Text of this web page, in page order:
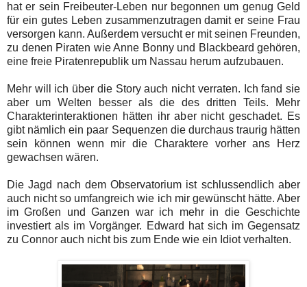
hat er sein Freibeuter-Leben nur begonnen um genug Geld
für ein gutes Leben zusammenzutragen damit er seine Frau
versorgen kann. Außerdem versucht er mit seinen Freunden,
zu denen Piraten wie Anne Bonny und Blackbeard gehören,
eine freie Piratenrepublik um Nassau herum aufzubauen.
Mehr will ich über die Story auch nicht verraten. Ich fand sie
aber um Welten besser als die des dritten Teils. Mehr
Charakterinteraktionen hätten ihr aber nicht geschadet. Es
gibt nämlich ein paar Sequenzen die durchaus traurig hätten
sein können wenn mir die Charaktere vorher ans Herz
gewachsen wären.
Die Jagd nach dem Observatorium ist schlussendlich aber
auch nicht so umfangreich wie ich mir gewünscht hätte. Aber
im Großen und Ganzen war ich mehr in die Geschichte
investiert als im Vorgänger. Edward hat sich im Gegensatz
zu Connor auch nicht bis zum Ende wie ein Idiot verhalten.